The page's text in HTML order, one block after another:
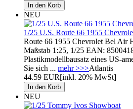
NEU
1/25 U.S. Route 66 1955
Route 66 1955 Chevrolet Bel Air
Maßstab 1:25, 1/25 EAN:
Plastikmodellbausatz eines US-
Sie sich ... mehr >>>Atlantis
44.59 EUR[inkl. 20% MwSt]
NEU